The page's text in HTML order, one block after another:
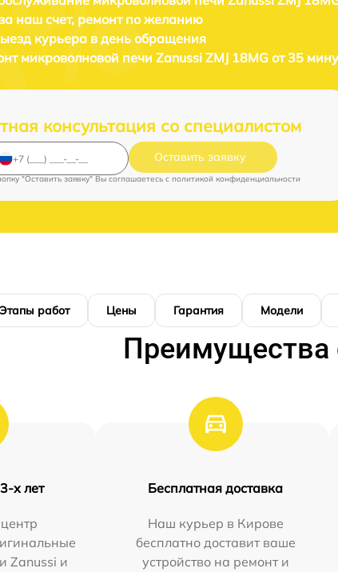
наш счет, ремонт по желанию
курьера в день обращения
микроволновой печи Zanussi ZMJ 18MG от 35
консультация со специалистом
Оставить заявку
"Оставить заявку" Вы соглашаетесь c политикой конфиденциальности
Этапы работ Цены Гарантия Модели
Преимущества
х лет
Zanussi и
Бесплатная доставка
Наш курьер в Кирове
бесплатно доставит ваше
устройство на ремонт и